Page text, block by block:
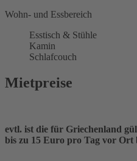
Wohn- und Essbereich
Esstisch & Stühle
Kamin
Schlafcouch
Mietpreise
evtl. ist die für Griechenland
bis zu 15 Euro pro Tag vor